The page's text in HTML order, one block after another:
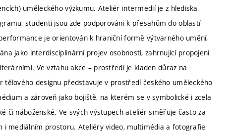
uměleckého výzkumu. Ateliér intermedií je z hlediska
studenti jsou zde podporováni k přesahům do oblastí
je orientován k hraniční formě výtvarného umění,
jako interdisciplinární projev osobnosti, zahrnující propojení
Ve vztahu akce – prostředí je kladen důraz na
designu představuje v prostředí českého uměleckého
a zároveň jako bojiště, na kterém se v symbolické i zcela
či náboženské. Ve svých výstupech ateliér směřuje často za
i mediálním prostoru. Ateliéry video, multimédia a fotografie